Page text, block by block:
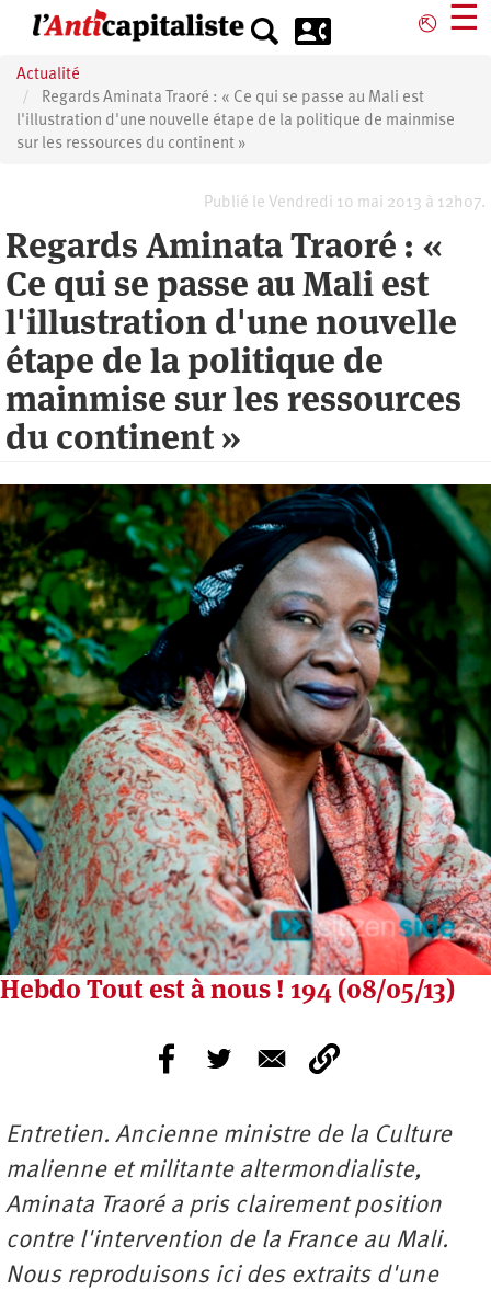
principal
⎋ ☰
Actualité
Regards Aminata Traoré : « Ce qui se passe au Mali est
l'illustration d'une nouvelle étape de la politique de mainmise
sur les ressources du continent »
Publié le Vendredi 10 mai 2013 à 12h07.
Regards Aminata Traoré : «
Ce qui se passe au Mali est
l'illustration d'une nouvelle
étape de la politique de
mainmise sur les ressources
du continent »
Hebdo Tout est à nous ! 194 (08/05/13)
Entretien. Ancienne ministre de la Culture
malienne et militante altermondialiste,
Aminata Traoré a pris clairement position
contre l'intervention de la France au Mali.
Nous reproduisons ici des extraits d'une